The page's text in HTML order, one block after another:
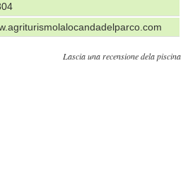
Lascia una recensione dela piscina